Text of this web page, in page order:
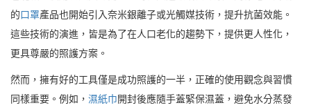
的口罩產品也開始引入奈米銀離子或光觸媒技術，提升抗菌效能。
這些技術的演進，皆是為了在人口老化的趨勢下，提供更人性化，
更具尊嚴的照護方案。
然而，擁有好的工具僅是成功照護的一半，正確的使用觀念與習慣
同樣重要。例如， 濕紙巾開封後應隨手蓋緊保濕蓋，避免水分蒸發